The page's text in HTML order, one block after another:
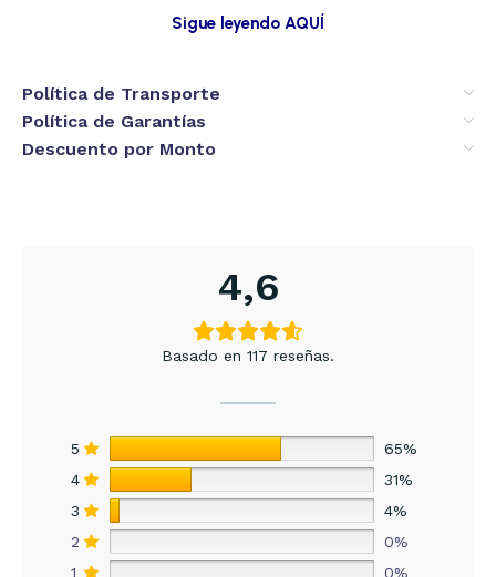
Sigue leyendo AQUÍ
Política de Transporte
Política de Garantías
Descuento por Monto
4,6
Basado en 117 reseñas.
5
65%
4
31%
3
4%
2
0%
1
0%